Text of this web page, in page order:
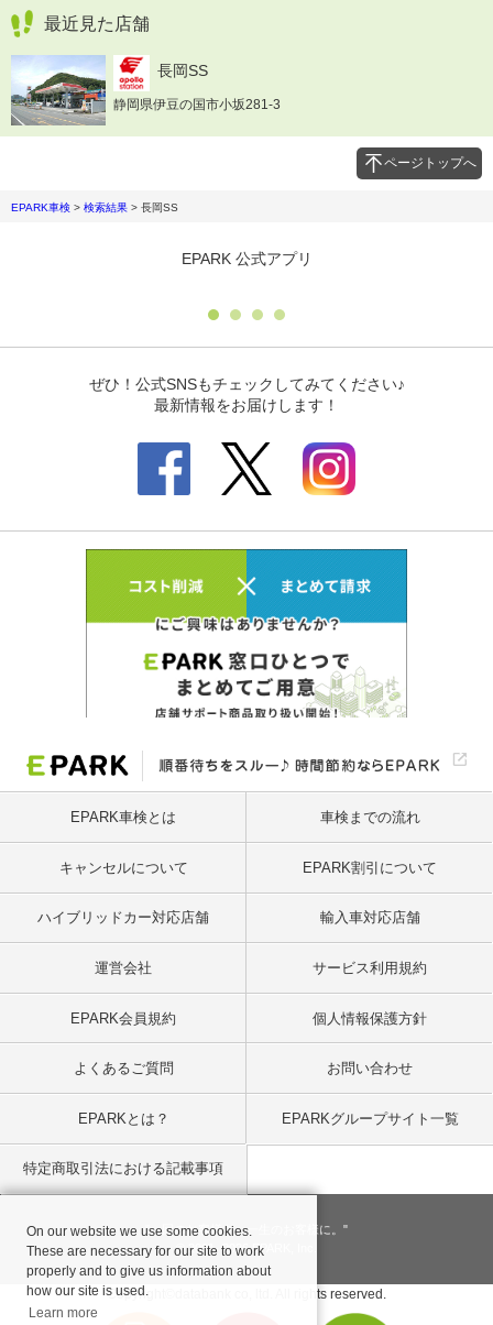
最近見た店舗
長岡SS
静岡県伊豆の国市小坂281-3
ページトップへ
EPARK車検 > 検索結果 > 長岡SS
EPARK車検とは 車検までの流れ
キャンセルについて EPARK割引について
ハイブリッドカー対応店舗 輸入車対応店舗
運営会社 サービス利用規約
EPARK会員規約 個人情報保護方針
よくあるご質問 お問い合わせ
EPARKとは？ EPARKグループサイト一覧
特定商取引法における記載事項
"一回のお客様を、一生のお客様に。"
© 2001- 2026 EPARK, Inc.
Copyright©databank co, ltd. All rights reserved.
On our website we use some cookies.
These are necessary for our site to work
properly and to give us information about
how our site is used.
Learn more